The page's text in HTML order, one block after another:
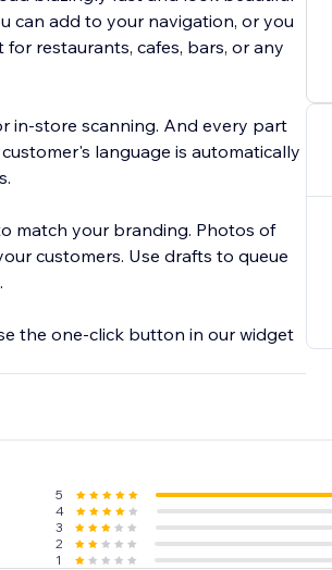
can add to your navigation, or you
restaurants, cafes, bars, or any
in-store scanning. And every part
language is automatically
match your branding. Photos of
customers. Use drafts to queue
the one-click button in our widget
5
4
3
2
1